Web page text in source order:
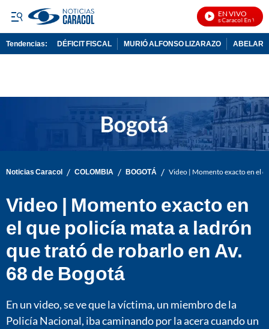
EN VIVO
Noticias Caracol En Vivo
Tendencias: DÉFICIT FISCAL MURIÓ ALFONSO LIZARAZO
Noticias Caracol / COLOMBIA / BOGOTÁ / Video | Momento exacto en el
Video | Momento exacto en
el que policía mata a ladrón
que trató de robarlo en Av.
68 de Bogotá
En un video, se ve que la víctima, un miembro de la
Policía Nacional, iba caminando por la acera cuando un